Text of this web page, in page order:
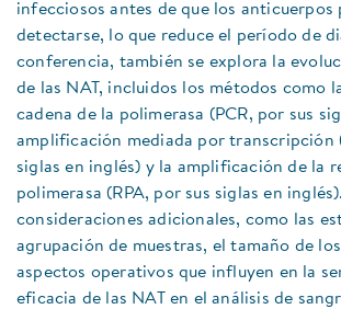
infecciosos antes de que los anticuerpos
detectarse, lo que reduce el período de
conferencia, también se explora la
de las NAT, incluidos los métodos como
cadena de la polimerasa (PCR, por sus
amplificación mediada por transcripción
siglas en inglés) y la amplificación de la
polimerasa (RPA, por sus siglas en
consideraciones adicionales, como las
agrupación de muestras, el tamaño de
aspectos operativos que influyen en la
eficacia de las NAT en el análisis de